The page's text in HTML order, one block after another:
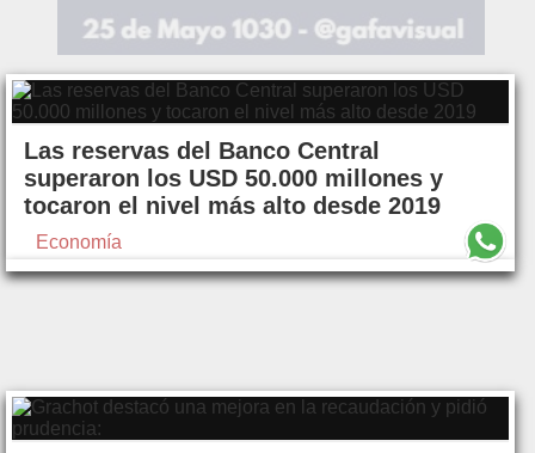
Las reservas del Banco Central
superaron los USD 50.000 millones y
tocaron el nivel más alto desde 2019
Economía